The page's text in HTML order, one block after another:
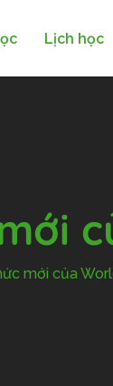
Lịch học
mới của